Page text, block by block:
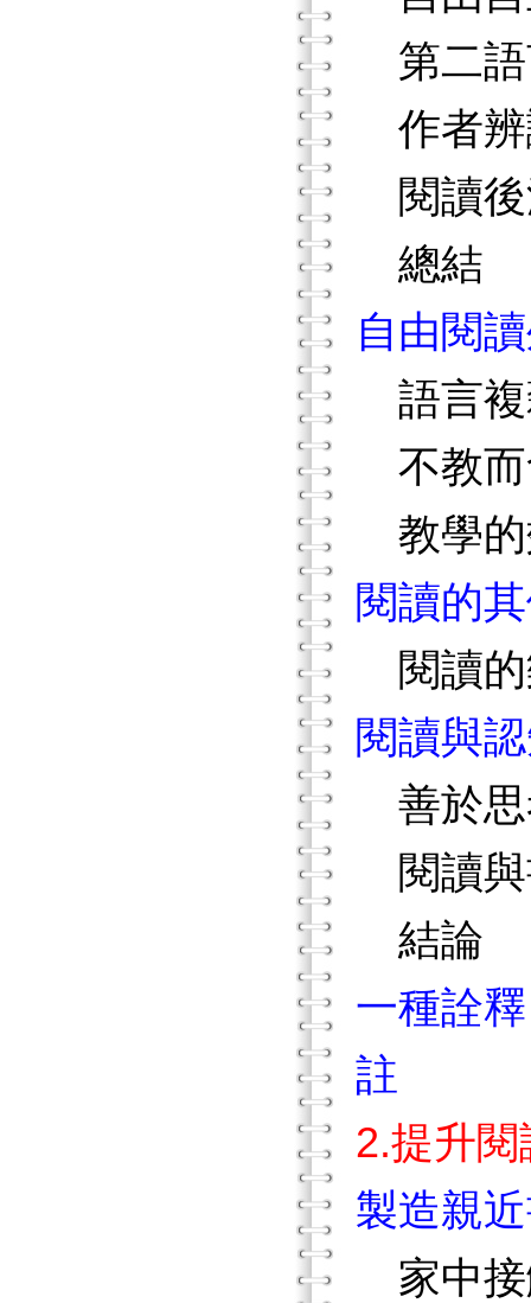
第二語
作者辨
閱讀後
總結
自由閱
語言複
不教而
教學的
閱讀的
閱讀的
閱讀與
善於思
閱讀與
結論
一種詮釋
註
2.提升
製造親
家中接